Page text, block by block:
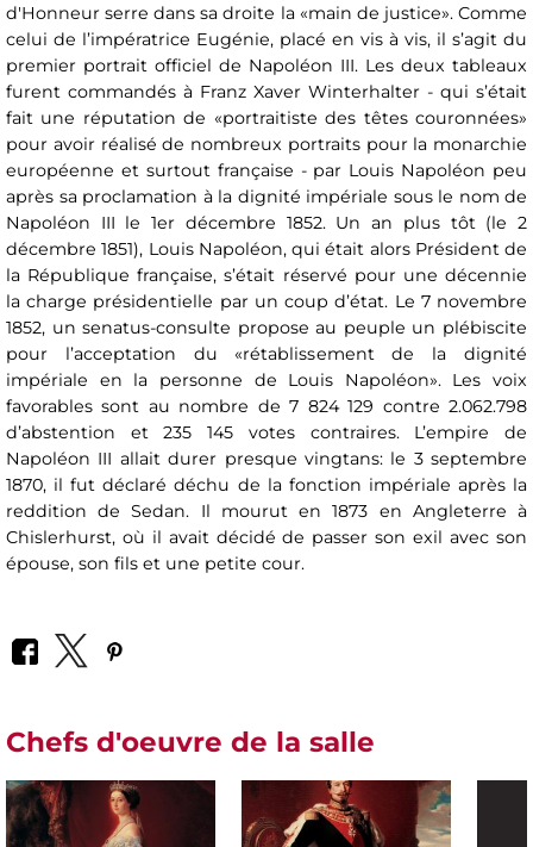
d'Honneur serre dans sa droite la «main de justice». Comme
celui de l’impératrice Eugénie, placé en vis à vis, il s’agit du
premier portrait officiel de Napoléon III. Les deux tableaux
furent commandés à Franz Xaver Winterhalter - qui s’était
fait une réputation de «portraitiste des têtes couronnées»
pour avoir réalisé de nombreux portraits pour la monarchie
européenne et surtout française - par Louis Napoléon peu
après sa proclamation à la dignité impériale sous le nom de
Napoléon III le 1er décembre 1852. Un an plus tôt (le 2
décembre 1851), Louis Napoléon, qui était alors Président de
la République française, s’était réservé pour une décennie
la charge présidentielle par un coup d’état. Le 7 novembre
1852, un senatus-consulte propose au peuple un plébiscite
pour l’acceptation du «rétablissement de la dignité
impériale en la personne de Louis Napoléon». Les voix
favorables sont au nombre de 7 824 129 contre 2.062.798
d’abstention et 235 145 votes contraires. L’empire de
Napoléon III allait durer presque vingtans: le 3 septembre
1870, il fut déclaré déchu de la fonction impériale après la
reddition de Sedan. Il mourut en 1873 en Angleterre à
Chislerhurst, où il avait décidé de passer son exil avec son
épouse, son fils et une petite cour.
Chefs d'oeuvre de la salle